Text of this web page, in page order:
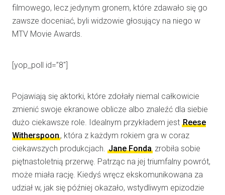
filmowego, lecz jedynym gronem, które zdawało się go
zawsze doceniać, byli widzowie głosujący na niego w
MTV Movie Awards.
[yop_poll id=”8″]
Pojawiają się aktorki, które zdołały niemal całkowicie
zmienić swoje ekranowe oblicze albo znaleźć dla siebie
dużo ciekawsze role. Idealnym przykładem jest Reese
Witherspoon, która z każdym rokiem gra w coraz
ciekawszych produkcjach. Jane Fonda zrobiła sobie
piętnastoletnią przerwę. Patrząc na jej triumfalny powrót,
może miała rację. Kiedyś wręcz ekskomunikowana za
udział w, jak się później okazało, wstydliwym epizodzie